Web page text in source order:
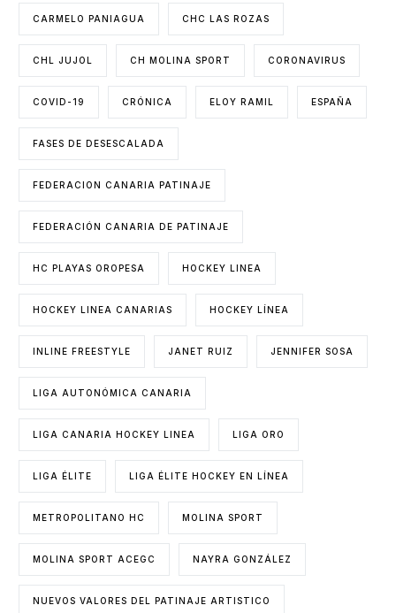
CARMELO PANIAGUA CHC LAS ROZAS
CHL JUJOL CH MOLINA SPORT CORONAVIRUS
COVID-19 CRÓNICA ELOY RAMIL ESPAÑA
FASES DE DESESCALADA
FEDERACION CANARIA PATINAJE
FEDERACIÓN CANARIA DE PATINAJE
HC PLAYAS OROPESA HOCKEY LINEA
HOCKEY LINEA CANARIAS HOCKEY LÍNEA
INLINE FREESTYLE JANET RUIZ JENNIFER SOSA
LIGA AUTONÓMICA CANARIA
LIGA CANARIA HOCKEY LINEA LIGA ORO
LIGA ÉLITE LIGA ÉLITE HOCKEY EN LÍNEA
METROPOLITANO HC MOLINA SPORT
MOLINA SPORT ACEGC NAYRA GONZÁLEZ
NUEVOS VALORES DEL PATINAJE ARTISTICO